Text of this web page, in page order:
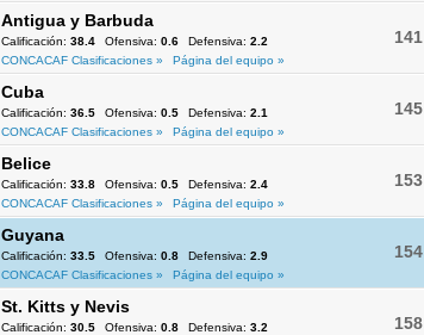
Antigua y Barbuda
Calificación: 38.4 Ofensiva: 0.6 Defensiva: 2.2
CONCACAF Clasificaciones »
Página del equipo »
141
Cuba
Calificación: 36.5 Ofensiva: 0.5 Defensiva: 2.1
CONCACAF Clasificaciones »
Página del equipo »
145
Belice
Calificación: 33.8 Ofensiva: 0.5 Defensiva: 2.4
CONCACAF Clasificaciones »
Página del equipo »
153
Guyana
Calificación: 33.5 Ofensiva: 0.8 Defensiva: 2.9
CONCACAF Clasificaciones »
Página del equipo »
154
St. Kitts y Nevis
Calificación: 30.5 Ofensiva: 0.8 Defensiva: 3.2
158